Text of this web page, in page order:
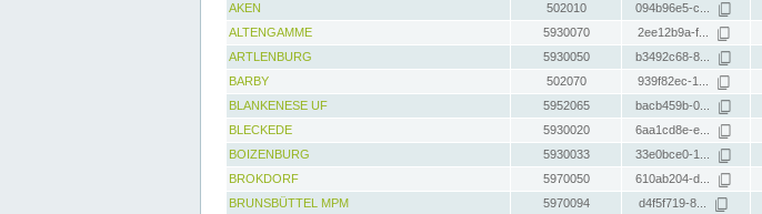
AKEN
502010 094b96e5-c...
ALTENGAMME
5930070 2ee12b9a-f...
ARTLENBURG
5930050 b3492c68-8...
BARBY
502070 939f82ec-1...
BLANKENESE UF
5952065 bacb459b-0...
BLECKEDE
5930020 6aa1cd8e-e...
BOIZENBURG
5930033 33e0bce0-1...
BROKDORF
5970050 610ab204-d...
BRUNSBÜTTEL MPM
5970094 d4f5f719-8...